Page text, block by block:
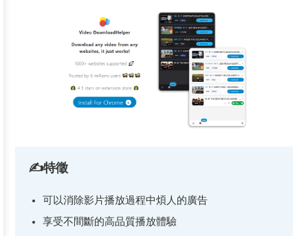
✍特徵
可以消除影片播放過程中煩人的廣告
享受不間斷的高品質播放體驗